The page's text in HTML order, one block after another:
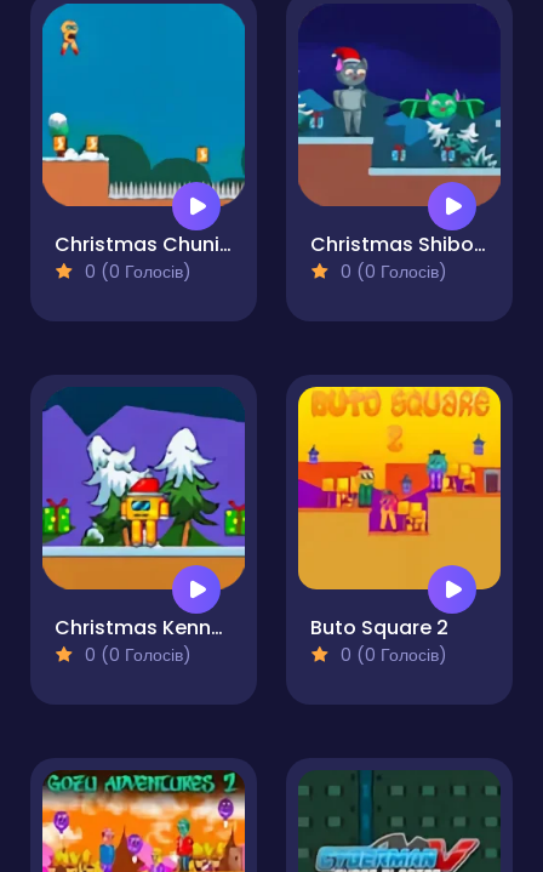
Christmas Chuni Bot 2
0 (0 Голосів)
Christmas Shiboman 2
0 (0 Голосів)
Christmas Kenno Bot 2
0 (0 Голосів)
Buto Square 2
0 (0 Голосів)